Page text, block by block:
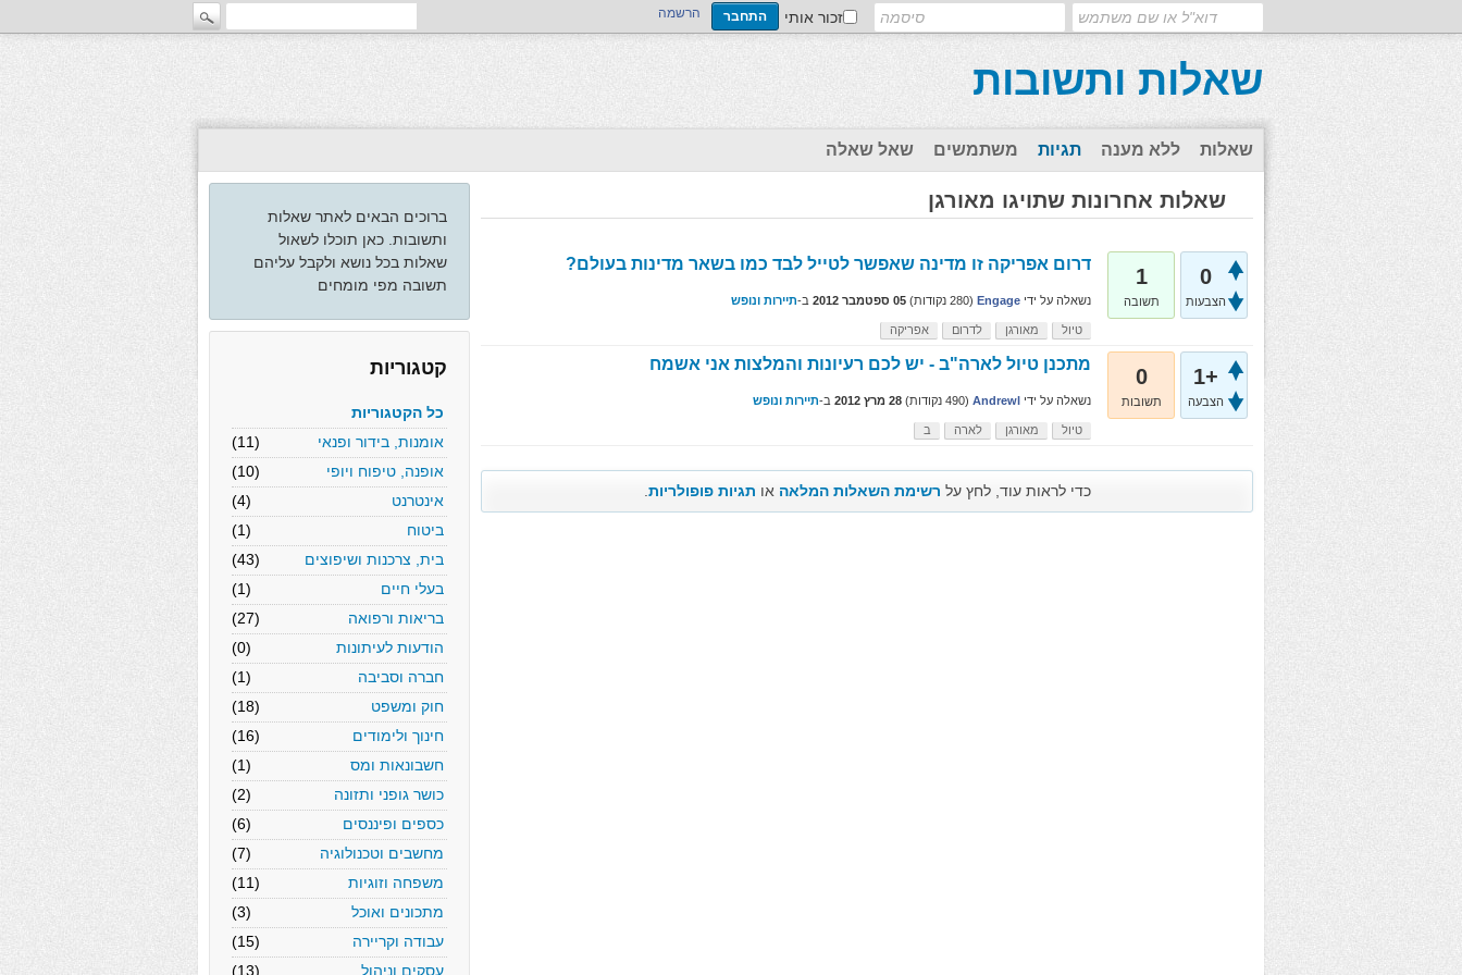
זכור אותי הרשמה
שאלות ותשובות
שאלות ללא מענה תגיות משתמשים שאל שאלה
ברוכים הבאים לאתר שאלות
ותשובות. כאן תוכלו לשאול
שאלות בכל נושא ולקבל עליהם
תשובה מפי מומחים
קטגוריות
כל הקטגוריות
אומנות, בידור ופנאי
(11)
אופנה, טיפוח ויופי
(10)
אינטרנט
(4)
ביטוח
(1)
בית, צרכנות ושיפוצים
(43)
בעלי חיים
(1)
בריאות ורפואה
(27)
הודעות לעיתונות
(0)
חברה וסביבה
(1)
חוק ומשפט
(18)
חינוך ולימודים
(16)
חשבונאות ומס
(1)
כושר גופני ותזונה
(2)
כספים ופיננסים
(6)
מחשבים וטכנולוגיה
(7)
משפחה וזוגיות
(11)
מתכונים ואוכל
(3)
עבודה וקריירה
(15)
עסקים וניהול
(13)
שאלות אחרונות שתויגו מאורגן
0
הצבעות
1
תשובה
דרום אפריקה זו מדינה שאפשר לטייל לבד כמו בשאר מדינות בעולם?
נשאלה על ידי Engage
(
280 נקודות) 05 ספטמבר 2012 ב-תיירות ונופש
טיול מאורגן לדרום אפריקה
+1
הצבעה
0
תשובות
מתכנן טיול לארה"ב - יש לכם רעיונות והמלצות אני אשמח
נשאלה על ידי Andrewl
(
490 נקודות) 28 מרץ 2012 ב-תיירות ונופש
טיול מאורגן לארה ב
כדי לראות עוד, לחץ על רשימת השאלות המלאה או תגיות פופולריות